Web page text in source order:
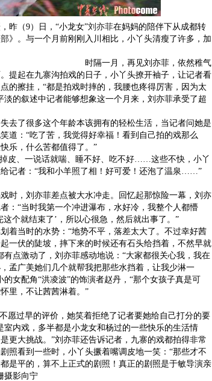
昨（9）日，“小龙女”刘亦菲在妈妈的陪伴下从成都转
》。与一个月前刚刚入川相比，小丫头清瘦了许多，加
时隔一月，再见刘亦菲，依然稚气
提起在九寨沟拍戏的日子，小丫头撩开袖子，让记者看
的擦挂，“都是拍戏时摔的，我腰也疼得厉害，因为太
的叙述中记者能够想象这一个月来，刘亦菲承受了超
了很多这个年龄本该拥有的轻松生活，当记者问她是
道：“吃了苦，我觉得好幸福！看到自己拍的戏那么
乐，什么苦都值得了。”
、一说话就喘、睡不好、吃不好……这些不快，小丫
记者：“我和小羊照了相！好可爱！还泡了温泉……”
，刘亦菲差点被大水冲走。回忆起那惊险一幕，刘亦
：“当时我第一个冲进瀑布，水好冷，我整个人都懵
个就结束了’，所以心很急，然后就出事了。”
当时的水势：“地势不平，落差太大了。不过幸好茜
一伏的陡坡，摔下来的时候还有石头给挡着，不然早就
点激动了，刘亦菲感动地说：“大家都很关心我，我在
孟广美她们几个就帮我把那些水挡着，让我少淋一
女配角“洪凌波”的饰演者赵丹，“那个女孩子真是可
里，不让茜茜淋着。”
过早的评价，她笑着拒绝了记者要她给自己打分的要
内戏，多半都是小龙女和杨过的一些快乐的生活情
更大挑战。”刘亦菲还告诉记者，九寨的戏都拍得非常
照看到一些时，小丫头撅着嘴调皮地一笑：“那些才不
是平的，算不上正式的剧照！真正的剧照是于敏导演亲
摄影向宁